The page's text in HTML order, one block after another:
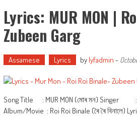
Lyrics: MUR MON |
Zubeen Garg
Assamese Lyrics by lyfadmin -
Song Title : MUR MON (মোৰ মন) Singer :
Album/Movie : Roi Roi Binale (ৰৈ ৰৈ বিনালে)